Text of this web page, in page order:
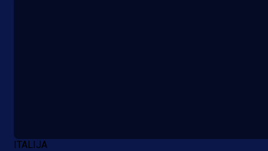
ITALIJA